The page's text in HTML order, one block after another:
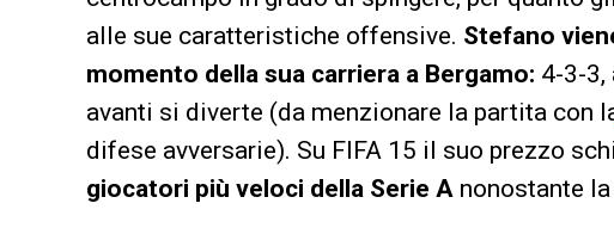
alle sue caratteristiche offensive. Stefano
momento della sua carriera a Bergamo: 4-3-3,
avanti si diverte (da menzionare la partita con
difese avversarie). Su FIFA 15 il suo prezzo
giocatori più veloci della Serie A nonostante